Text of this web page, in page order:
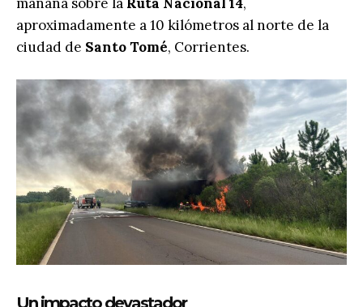
aproximadamente a 10 kilómetros al norte de la
ciudad de Santo Tomé, Corrientes.